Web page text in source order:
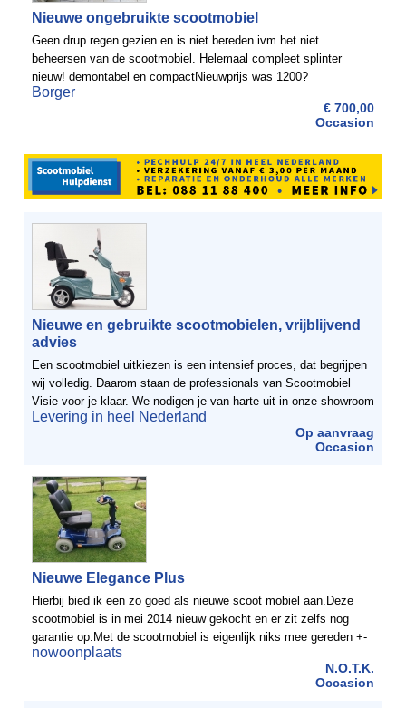
Nieuwe ongebruikte scootmobiel
Geen drup regen gezien.en is niet bereden ivm het niet
beheersen van de scootmobiel. Helemaal compleet splinter
nieuw! demontabel en compactNieuwprijs was 1200?
Borger
€ 700,00
Occasion
Nieuwe en gebruikte scootmobielen, vrijblijvend
advies
Een scootmobiel uitkiezen is een intensief proces, dat begrijpen
wij volledig. Daarom staan de professionals van Scootmobiel
Visie voor je klaar. We nodigen je van harte uit in onze showroom
voor een uitgebreid adviesgesprek over ...
Levering in heel Nederland
Op aanvraag
Occasion
Nieuwe Elegance Plus
Hierbij bied ik een zo goed als nieuwe scoot mobiel aan.Deze
scootmobiel is in mei 2014 nieuw gekocht en er zit zelfs nog
garantie op.Met de scootmobiel is eigenlijk niks mee gereden +-
50 / 60 km.Gaat weg omdat opa er niet op durft te ...
nowoonplaats
N.O.T.K.
Occasion